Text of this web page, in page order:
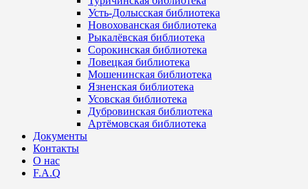
Усть-Долысская библиотека
Новохованская библиотека
Рыкалёвская библиотека
Сорокинская библиотека
Ловецкая библиотека
Мошенинская библиотека
Язненская библиотека
Усовская библиотека
Дубровинская библиотека
Артёмовская библиотека
Документы
Контакты
О нас
F.A.Q